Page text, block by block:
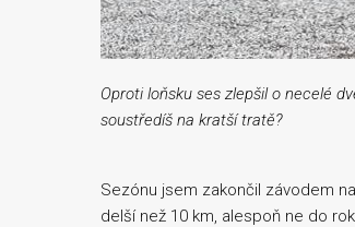
Oproti loňsku ses zlepšil o necelé
soustředíš na kratší tratě?
Sezónu jsem zakončil závodem
delší než 10 km, alespoň ne do